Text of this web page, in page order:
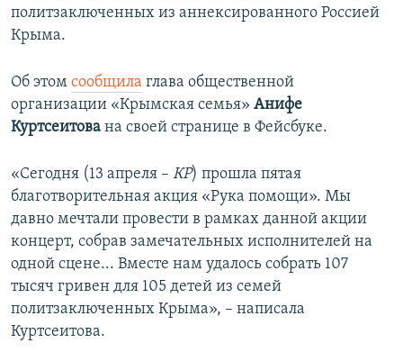
ПРОПАВШИЕ БЕЗ ВЕСТИ
КРЫМ.НЕПОКОРЕННЫЙ
Все сайты RFE/RL
политзаключенных из аннексированного Россией
Крыма.
Об этом сообщила глава общественной
организации «Крымская семья» Анифе
Куртсеитова на своей странице в Фейсбуке.
«Сегодня (13 апреля – КР) прошла пятая
благотворительная акция «Рука помощи». Мы
давно мечтали провести в рамках данной акции
концерт, собрав замечательных исполнителей на
одной сцене... Вместе нам удалось собрать 107
тысяч гривен для 105 детей из семей
политзаключенных Крыма», – написала
Куртсеитова.